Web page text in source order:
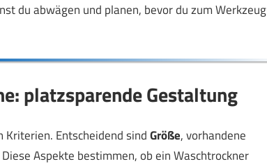
du abwägen und planen, bevor du zum Werkzeug
platzsparende Gestaltung
Entscheidend sindGröße, vorhandene
Aspekte bestimmen, ob ein Waschtrockner